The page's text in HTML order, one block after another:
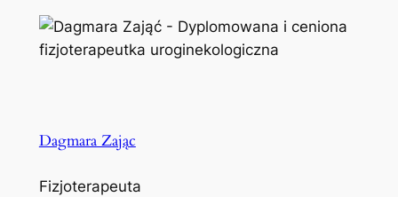
Dagmara Zając
Fizjoterapeuta